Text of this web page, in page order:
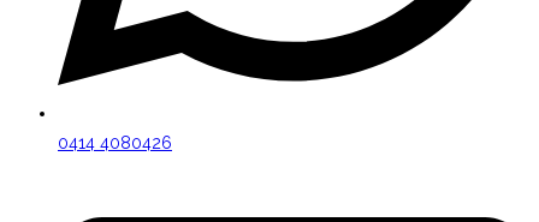
0414 4080426